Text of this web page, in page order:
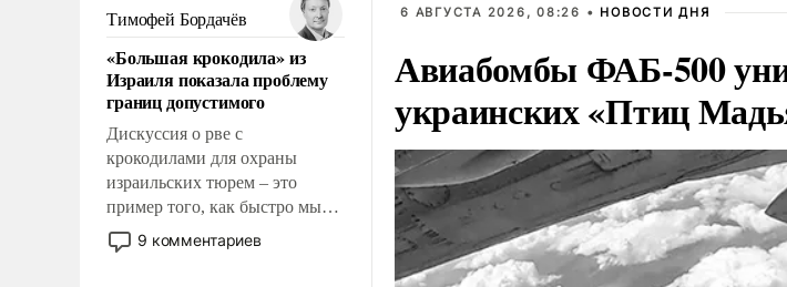
беспрекословно оплачиваться
за счет российских
налогоплательщиков и где за
свои поступки не нужно
отвечать.
Тимофей Бордачёв
«Большая крокодила» из
Израиля показала проблему
границ допустимого
Дискуссия о рве с
крокодилами для охраны
израильских тюрем – это
пример того, как быстро мы
двигаемся по пути
революционных изменений.
9 комментариев
6 АВГУСТА 2026, 08:26 • НОВОСТИ ДНЯ
Авиабомбы ФАБ-500
украинских «Птиц